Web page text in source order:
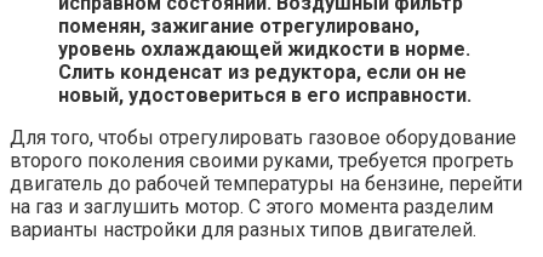
поменян, зажигание отрегулировано,
уровень охлаждающей жидкости в норме.
Слить конденсат из редуктора, если он не
новый, удостовериться в его исправности.
Для того, чтобы отрегулировать газовое оборудование
второго поколения своими руками, требуется прогреть
двигатель до рабочей температуры на бензине, перейти
на газ и заглушить мотор. С этого момента разделим
варианты настройки для разных типов двигателей.